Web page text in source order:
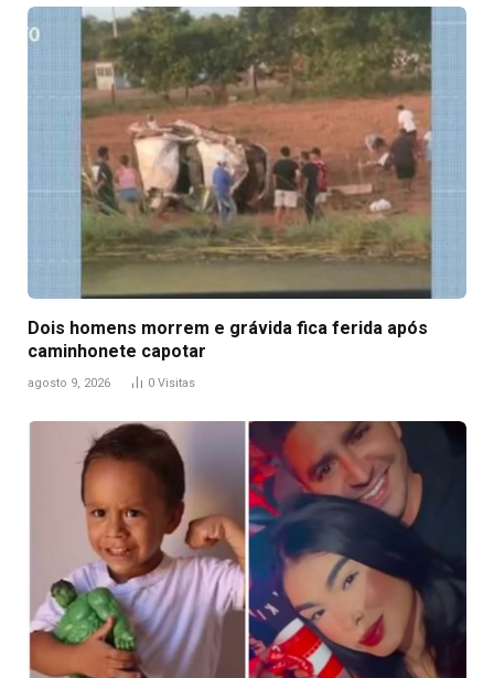
Dois homens morrem e grávida fica ferida após
caminhonete capotar
agosto 9, 2026 0 Visitas